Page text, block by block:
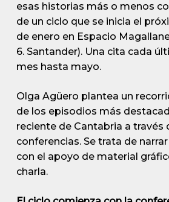
esas historias más o menos
de un ciclo que se inicia el
de enero en Espacio
6. Santander). Una cita cada
mes hasta mayo.
Olga Agüero plantea un
de los episodios más
reciente de Cantabria a través
conferencias. Se trata de
con el apoyo de material
charla.